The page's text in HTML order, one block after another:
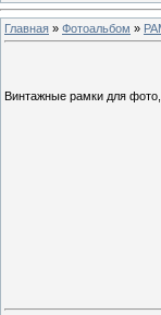
Главная » Фотоальбом »
Винтажные рамки для